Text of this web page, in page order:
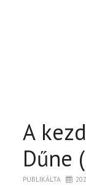
A
Dűne
PUBLIKÁLTA